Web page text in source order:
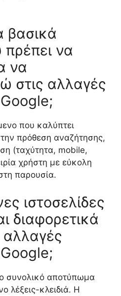
βασικά
πρέπει να
να
στις αλλαγές
που καλύπτει
πρόθεση αναζήτησης,
(ταχύτητα, mobile,
χρήστη με εύκολη
παρουσία.
ιστοσελίδες
διαφορετικά
αλλαγές
συνολικό αποτύπωμα
λέξεις-κλειδιά. Η